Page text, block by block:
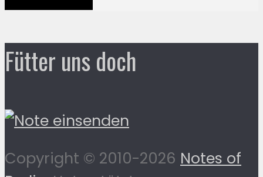
Fütter uns doch
Copyright © 2010-2026 Notes of